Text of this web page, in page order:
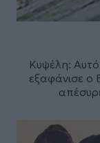
Κυψέλη:
εξαφάνισε ο